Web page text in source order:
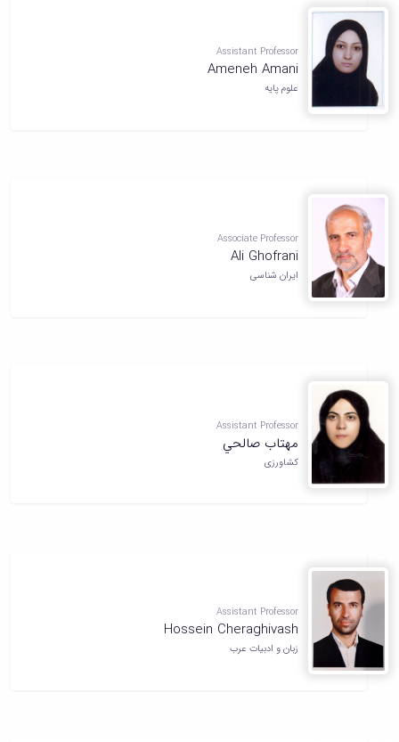
Assistant Professor
Ameneh Amani
علوم پایه
Associate Professor
Ali Ghofrani
ایران شناسی
Assistant Professor
مهتاب صالحي
کشاورزی
Assistant Professor
Hossein Cheraghivash
زبان و ادبیات عرب